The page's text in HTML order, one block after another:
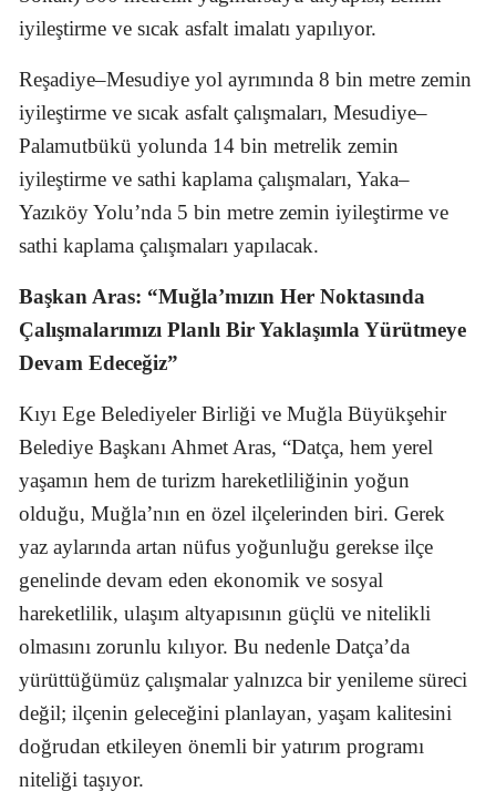
iyileştirme ve sıcak asfalt imalatı yapılıyor.
Reşadiye–Mesudiye yol ayrımında 8 bin metre zemin
iyileştirme ve sıcak asfalt çalışmaları, Mesudiye–
Palamutbükü yolunda 14 bin metrelik zemin
iyileştirme ve sathi kaplama çalışmaları, Yaka–
Yazıköy Yolu’nda 5 bin metre zemin iyileştirme ve
sathi kaplama çalışmaları yapılacak.
Başkan Aras: “Muğla’mızın Her Noktasında
Çalışmalarımızı Planlı Bir Yaklaşımla Yürütmeye
Devam Edeceğiz”
Kıyı Ege Belediyeler Birliği ve Muğla Büyükşehir
Belediye Başkanı Ahmet Aras, “Datça, hem yerel
yaşamın hem de turizm hareketliliğinin yoğun
olduğu, Muğla’nın en özel ilçelerinden biri. Gerek
yaz aylarında artan nüfus yoğunluğu gerekse ilçe
genelinde devam eden ekonomik ve sosyal
hareketlilik, ulaşım altyapısının güçlü ve nitelikli
olmasını zorunlu kılıyor. Bu nedenle Datça’da
yürüttüğümüz çalışmalar yalnızca bir yenileme süreci
değil; ilçenin geleceğini planlayan, yaşam kalitesini
doğrudan etkileyen önemli bir yatırım programı
niteliği taşıyor.